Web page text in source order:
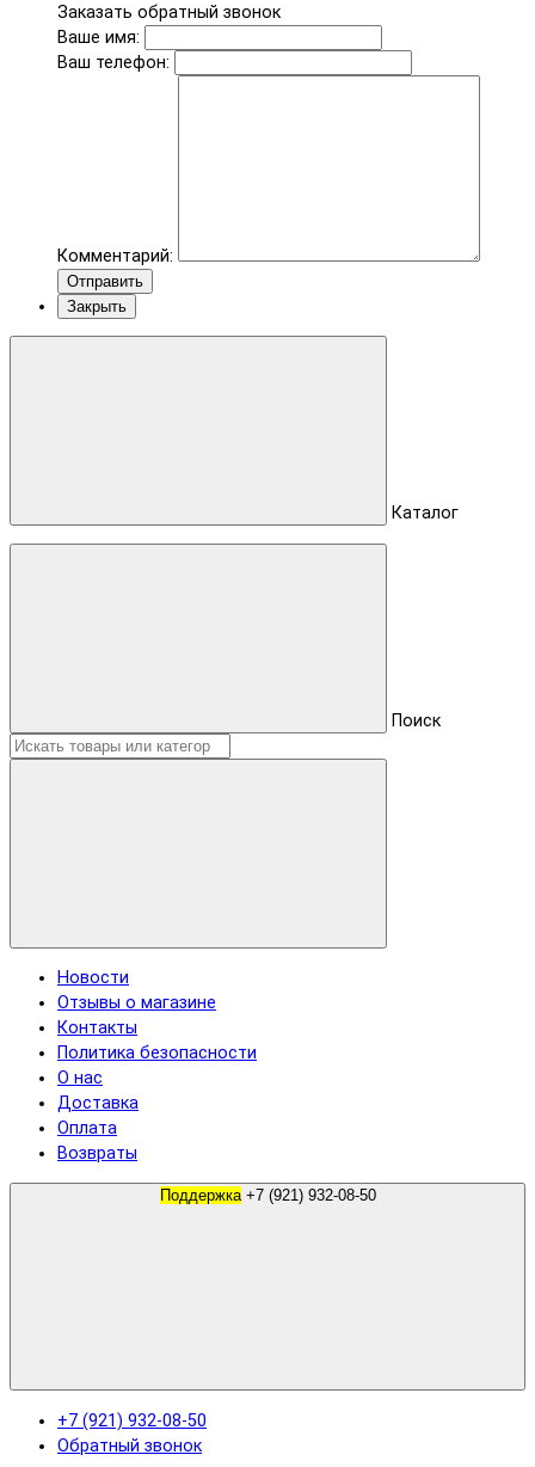
Заказать обратный звонок
Ваше имя:
Ваш телефон:
Комментарий:
Отправить
Закрыть
Каталог
Поиск
Новости
Отзывы о магазине
Контакты
Политика безопасности
О нас
Доставка
Оплата
Возвраты
Поддержка +7 (921) 932-08-50
+7 (921) 932-08-50
Обратный звонок